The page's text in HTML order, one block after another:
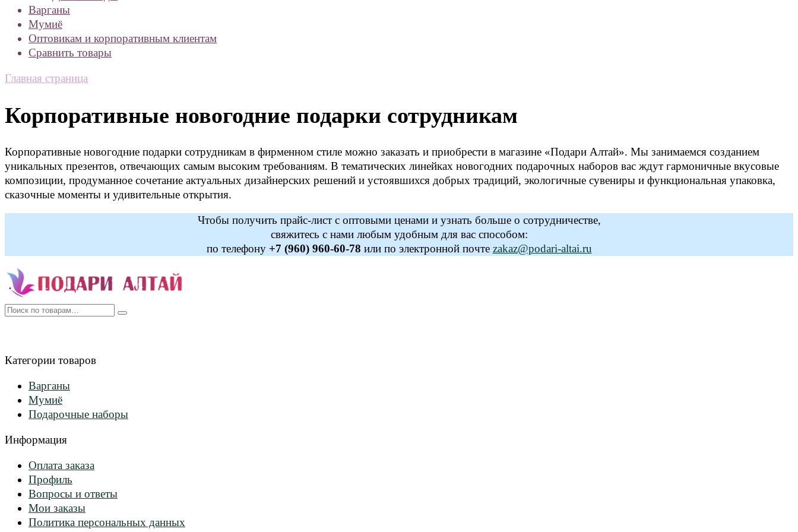
Варганы
Мумиё
Оптовикам и корпоративным клиентам
Сравнить товары
Главная страница
Корпоративные новогодние подарки сотрудникам
Корпоративные новогодние подарки сотрудникам в фирменном стиле можно заказать и приобрести в магазине «Подари Алтай». Мы занимаемся созданием
уникальных презентов, отвечающих самым высоким требованиям. В тематических линейках новогодних подарочных наборов вас ждут гармоничные вкусовые
композиции, продуманное сочетание актуальных дизайнерских решений и устоявшихся добрых традиций, экологичные сувениры и функциональная упаковка,
сказочные моменты и удивительные открытия.
Чтобы получить прайс-лист с оптовыми ценами и узнать больше о сотрудничестве,
свяжитесь с нами любым удобным для вас способом:
по телефону +7 (960) 960-60-78 или по электронной почте zakaz@podari-altai.ru
Искать:
Категории товаров
Варганы
Мумиё
Подарочные наборы
Информация
Оплата заказа
Профиль
Вопросы и ответы
Мои заказы
Политика персональных данных